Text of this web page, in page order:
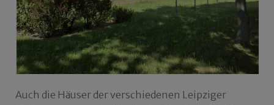
Auch die Häuser der verschiedenen Leipziger